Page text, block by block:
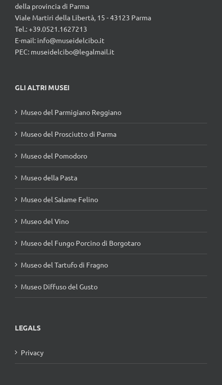
della provincia di Parma
Viale Martiri della Libertà, 15 - 43123 Parma
Tel.: +39.0521.1627213
E-mail: info@museidelcibo.it
PEC: museidelcibo@legalmail.it
GLI ALTRI MUSEI
Museo del Parmigiano Reggiano
Museo del Prosciutto di Parma
Museo del Pomodoro
Museo della Pasta
Museo del Salame Felino
Museo del Vino
Museo del Fungo Porcino di Borgotaro
Museo del Tartufo di Fragno
Museo Diffuso del Gusto
LEGALS
Privacy